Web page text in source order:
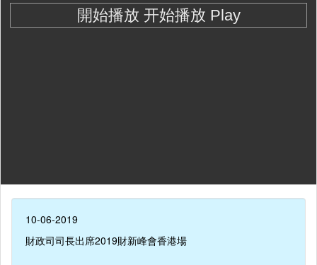
10-06-2019
財政司司長出席2019財新峰會香港場